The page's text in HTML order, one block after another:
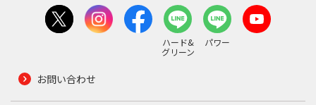
ハード&
グリーン
パワー
お問い合わせ